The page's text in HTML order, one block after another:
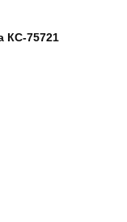
КС-75721